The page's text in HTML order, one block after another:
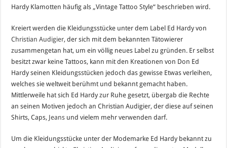
Hardy Klamotten häufig als „Vintage Tattoo Style“ beschrieben wird.
Kreiert werden die Kleidungsstücke unter dem Label Ed Hardy von
Christian Audigier, der sich mit dem bekannten Tätowierer
zusammengetan hat, um ein völlig neues Label zu gründen. Er selbst
besitzt zwar keine Tattoos, kann mit den Kreationen von Don Ed
Hardy seinen Kleidungsstücken jedoch das gewisse Etwas verleihen,
welches sie weltweit berühmt und bekannt gemacht haben.
Mittlerweile hat sich Ed Hardy zur Ruhe gesetzt, übergab die Rechte
an seinen Motiven jedoch an Christian Audigier, der diese auf seinen
Shirts, Caps, Jeans und vielem mehr verwenden darf.
Um die Kleidungsstücke unter der Modemarke Ed Hardy bekannt zu